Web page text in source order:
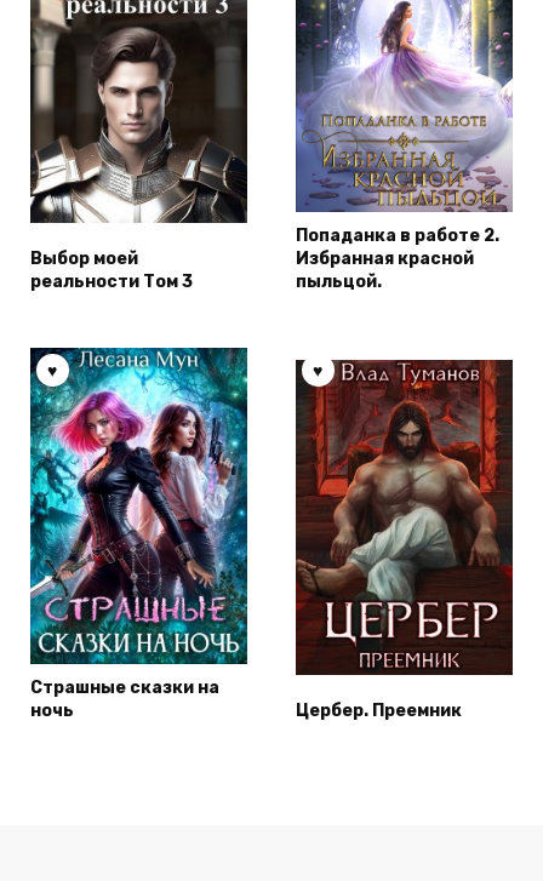
Выбор моей
реальности Том 3
Попаданка в работе 2.
Избранная красной
пыльцой.
Страшные сказки на
ночь
Цербер. Преемник